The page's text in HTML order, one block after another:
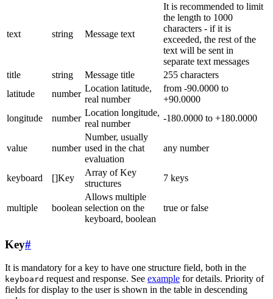
text string Message text
It is recommended to limit
the length to 1000
characters - if it is
exceeded, the rest of the
text will be sent in
separate text messages
title
string Message title
255 characters
latitude
number
Location latitude,
real number
from -90.0000 to
+90.0000
longitude
number
Location longitude,
real number
-180.0000 to +180.0000
value number
Number, usually
used in the chat
evaluation
any number
keyboard []Key
Array of Key
structures
7 keys
multiple boolean
Allows multiple
selection on the
keyboard, boolean
true or false
Key#
It is mandatory for a key to have one structure field, both in the
keyboard request and response. See example for details. Priority of
fields for display to the user is shown in the table in descending